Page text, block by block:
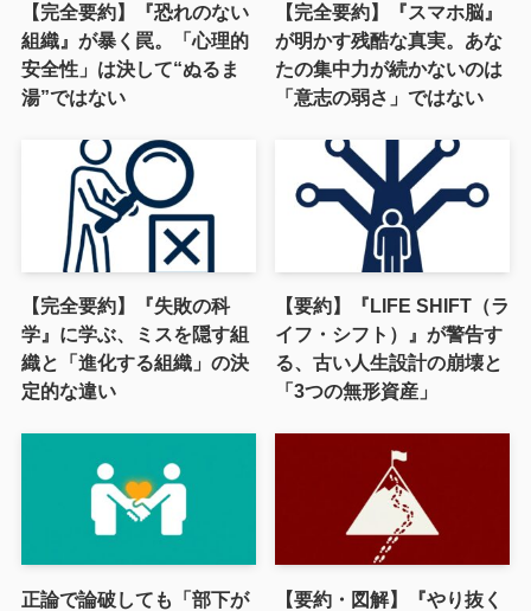
【完全要約】『恐れのない
組織』が暴く罠。「心理的
安全性」は決して“ぬるま
湯”ではない
【完全要約】『スマホ脳』
が明かす残酷な真実。あな
たの集中力が続かないのは
「意志の弱さ」ではない
【完全要約】『失敗の科
学』に学ぶ、ミスを隠す組
織と「進化する組織」の決
定的な違い
【要約】『LIFE SHIFT（ラ
イフ・シフト）』が警告す
る、古い人生設計の崩壊と
「3つの無形資産」
正論で論破しても「部下が
【要約・図解】『やり抜く